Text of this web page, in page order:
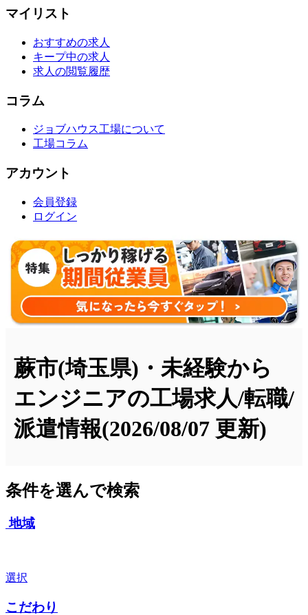
マイリスト
おすすめの求人
キープ中の求人
求人の閲覧履歴
コラム
ジョブハウス工場について
工場コラム
アカウント
会員登録
ログイン
蕨市(埼玉県)・未経験から
エンジニアの工場求人/転職/
派遣情報(2026/08/07 更新)
条件を選んで検索
地域
選択
こだわり